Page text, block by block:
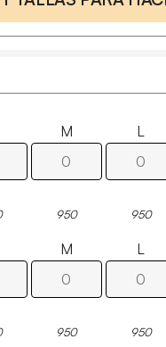
M
950
L
950
M
950
L
950